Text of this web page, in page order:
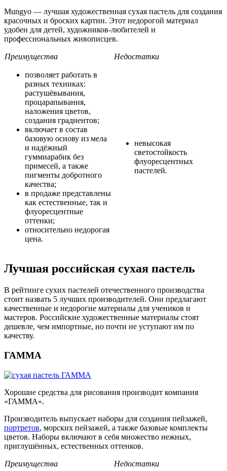
Mungyo — лучшая художественная сухая пастель для создания
красочных и броских картин. Этот недорогой материал
удобен для детей, художников-любителей и
профессиональных живописцев.
Преимущества Недостатки
позволяет работать в
разных техниках:
растушёвывания,
процарапывания,
наложения цветов,
создания градиентов;
включает в состав
базовую основу из мела
и надёжный
гуммиарабик без
примесей, а также
пигменты добротного
качества;
в продаже представлены
как естественные, так и
флуоресцентные
оттенки;
относительно недорогая
цена.
невысокая
светостойкость
флуоресцентных
пастелей.
Лучшая российская сухая пастель
В рейтинге сухих пастелей отечественного производства
стоит назвать 5 лучших производителей. Они предлагают
качественные и недорогие материалы для учеников и
мастеров. Российские художественные материалы стоят
дешевле, чем импортные, но почти не уступают им по
качеству.
ГАММА
Хорошие средства для рисования производит компания
«ГАММА».
Производитель выпускает наборы для создания пейзажей,
портретов, морских пейзажей, а также базовые комплекты
цветов. Наборы включают в себя множество нежных,
приглушённых, естественных оттенков.
Преимущества Недостатки